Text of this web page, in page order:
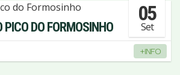
05
Set
PICO DO FORMOSINHO
+INFO